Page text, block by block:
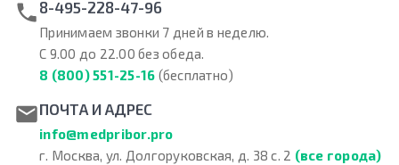
8-495-228-47-96
Принимаем звонки 7 дней в неделю.
С 9.00 до 22.00 без обеда.
8 (800) 551-25-16 (бесплатно)
ПОЧТА И АДРЕС
info@medpribor.pro
г. Москва, ул. Долгоруковская, д. 38 с. 2 (все города)